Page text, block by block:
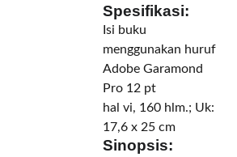
Spesifikasi:
Isi buku
menggunakan huruf
Adobe Garamond
Pro 12 pt
hal vi, 160 hlm.; Uk:
17,6 x 25 cm
Sinopsis: